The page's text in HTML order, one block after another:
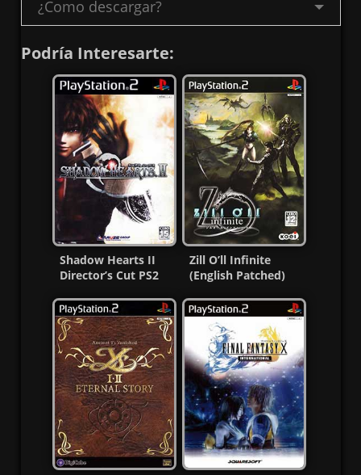
¿Como descargar?
Podría Interesarte:
Shadow Hearts II
Director’s Cut PS2
MF)
Zill O’ll Infinite
(English Patched)
(MG-MF)